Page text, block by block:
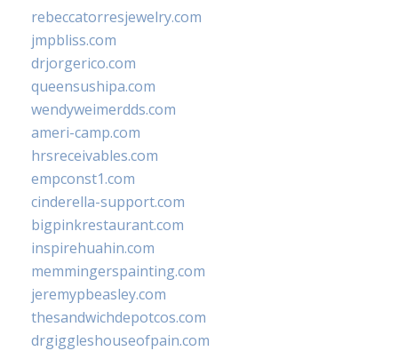
rebeccatorresjewelry.com
jmpbliss.com
drjorgerico.com
queensushipa.com
wendyweimerdds.com
ameri-camp.com
hrsreceivables.com
empconst1.com
cinderella-support.com
bigpinkrestaurant.com
inspirehuahin.com
memmingerspainting.com
jeremypbeasley.com
thesandwichdepotcos.com
drgiggleshouseofpain.com